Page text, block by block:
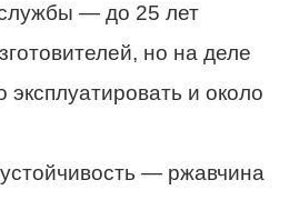
— до 25 лет
но на деле
и около
— ржавчина